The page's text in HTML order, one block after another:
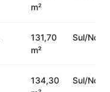
m²
131,70
m²
Sul/Norte
134,30
Sul/Norte